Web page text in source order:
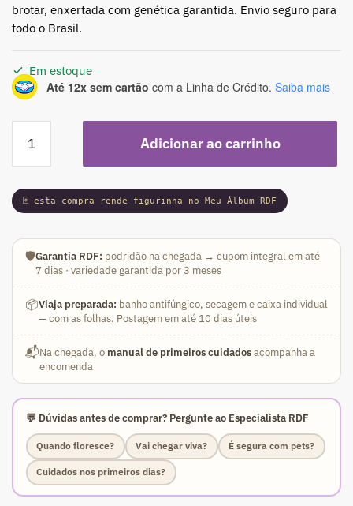
brotar, enxertada com genética garantida. Envio seguro para
todo o Brasil.
Em estoque
Até 12x sem cartão com a Linha de Crédito. Saiba mais
Rosa
do
Deserto
(Rosa
Florífera)
Adicionar ao carrinho
🃏 esta compra rende figurinha no Meu Álbum RDF
🛡️Garantia RDF: podridão na chegada → cupom integral em até
7 dias · variedade garantida por 3 meses
📦Viaja preparada: banho antifúngico, secagem e caixa individual
— com as folhas. Postagem em até 10 dias úteis
📬Na chegada, o manual de primeiros cuidadosacompanha a
encomenda
💬 Dúvidas antes de comprar? Pergunte ao Especialista RDF
Quando floresce? Vai chegar viva? É segura com pets?
Cuidados nos primeiros dias?